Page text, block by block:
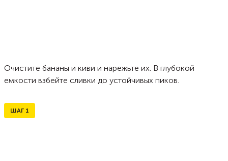
Очистите бананы и киви и нарежьте их. В глубокой
емкости взбейте сливки до устойчивых пиков.
ШАГ 1